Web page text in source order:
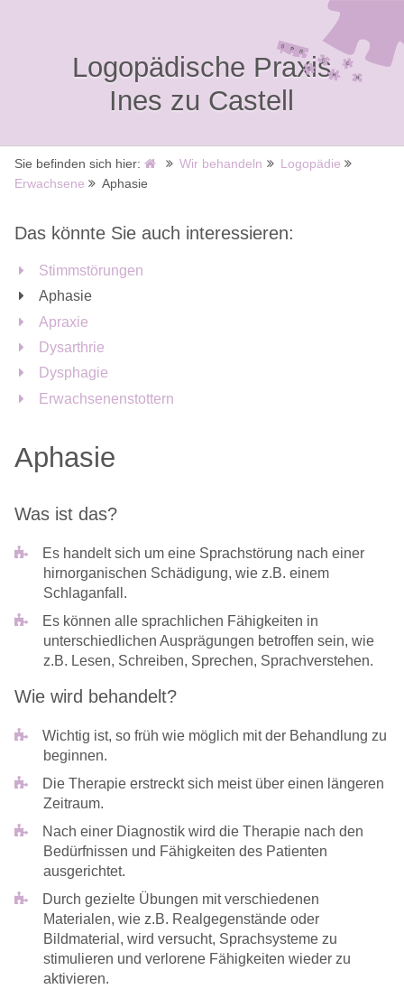
Logopädische Praxis
Ines zu Castell
Sie befinden sich hier: Wir behandeln
Logopädie
Erwachsene
Aphasie
Das könnte Sie auch interessieren:
Stimmstörungen
Aphasie
Apraxie
Dysarthrie
Dysphagie
Erwachsenenstottern
Aphasie
Was ist das?
Es handelt sich um eine Sprachstörung nach einer
hirnorganischen Schädigung, wie z.B. einem
Schlaganfall.
Es können alle sprachlichen Fähigkeiten in
unterschiedlichen Ausprägungen betroffen sein, wie
z.B. Lesen, Schreiben, Sprechen, Sprachverstehen.
Wie wird behandelt?
Wichtig ist, so früh wie möglich mit der Behandlung zu
beginnen.
Die Therapie erstreckt sich meist über einen längeren
Zeitraum.
Nach einer Diagnostik wird die Therapie nach den
Bedürfnissen und Fähigkeiten des Patienten
ausgerichtet.
Durch gezielte Übungen mit verschiedenen
Materialen, wie z.B. Realgegenstände oder
Bildmaterial, wird versucht, Sprachsysteme zu
stimulieren und verlorene Fähigkeiten wieder zu
aktivieren.